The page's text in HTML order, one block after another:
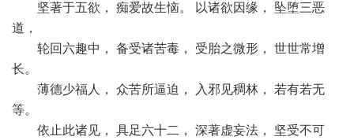
坚著于五欲， 痴爱故生恼。 以诸欲因缘， 坠堕三恶
道，
轮回六趣中， 备受诸苦毒， 受胎之微形， 世世常增
长。
薄德少福人， 众苦所逼迫， 入邪见稠林， 若有若无
等。
依止此诸见， 具足六十二， 深著虚妄法， 坚受不可